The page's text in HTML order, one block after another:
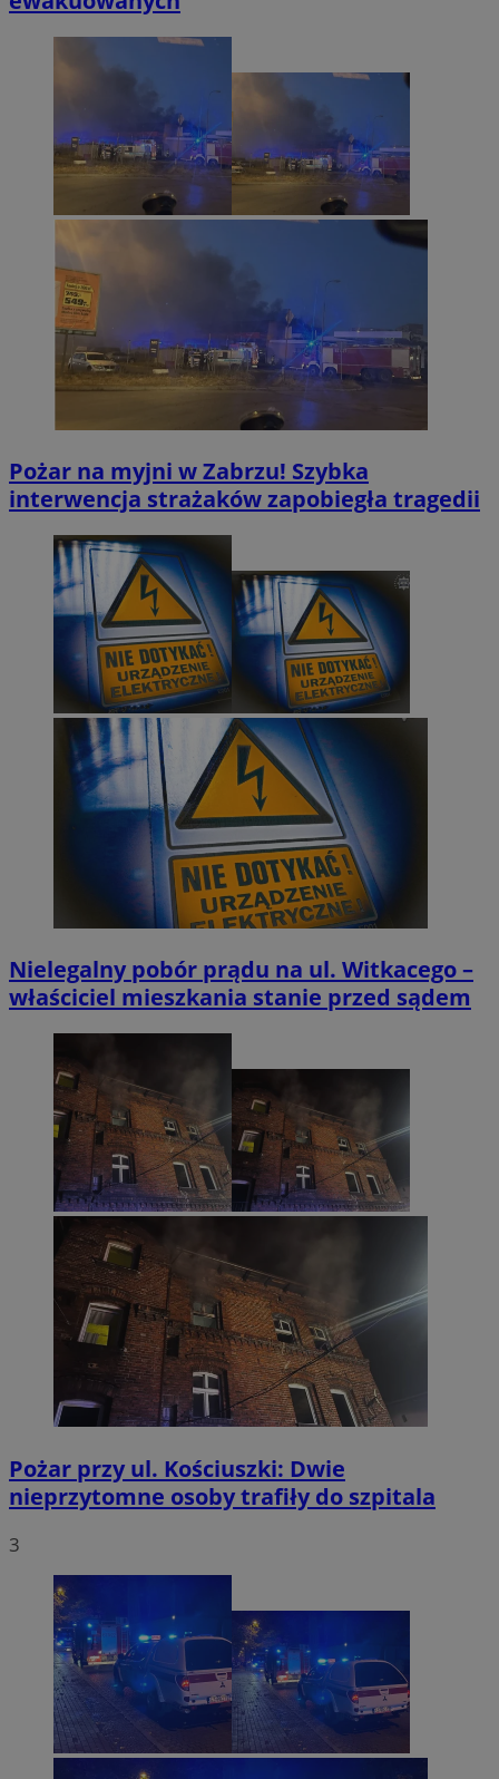
Pożar na myjni w Zabrzu! Szybka
interwencja strażaków zapobiegła tragedii
Nielegalny pobór prądu na ul. Witkacego –
właściciel mieszkania stanie przed sądem
Pożar przy ul. Kościuszki: Dwie
nieprzytomne osoby trafiły do szpitala
3